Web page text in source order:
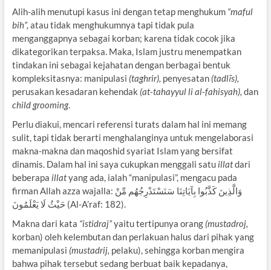
Alih-alih menutupi kasus ini dengan tetap menghukum “maful
bih”, atau tidak menghukumnya tapi tidak pula
menganggapnya sebagai korban; karena tidak cocok jika
dikategorikan terpaksa. Maka, Islam justru menempatkan
tindakan ini sebagai kejahatan dengan berbagai bentuk
kompleksitasnya: manipulasi (taghrir), penyesatan (tadlīs),
perusakan kesadaran kehendak (at-tahayyul li al-fahisyah), dan
child grooming.
Perlu diakui, mencari referensi turats dalam hal ini memang
sulit, tapi tidak berarti menghalanginya untuk mengelaborasi
makna-makna dan maqoshid syariat Islam yang bersifat
dinamis. Dalam hal ini saya cukupkan menggali satu illatdari
beberapa illatyang ada, ialah “manipulasi”, mengacu pada
firman Allah azza wajalla: وَالَّذِينَ كَذَّبُوا بِآيَاتِنَا سَنَسْتَدْرِجُهُم مِّنْ
حَيْثُ لَا يَعْلَمُونَ (Al-A’raf: 182).
Makna dari kata “istidraj”yaitu tertipunya orang (mustadroj,
korban) oleh kelembutan dan perlakuan halus dari pihak yang
memanipulasi (mustadrij, pelaku), sehingga korban mengira
bahwa pihak tersebut sedang berbuat baik kepadanya,